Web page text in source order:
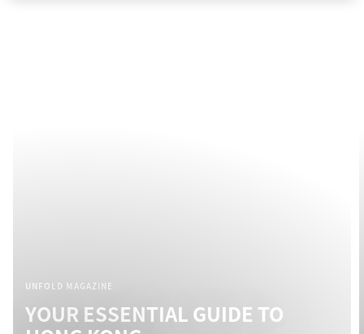
UNFOLD MAGAZINE
YOUR ESSENTIAL GUIDE TO